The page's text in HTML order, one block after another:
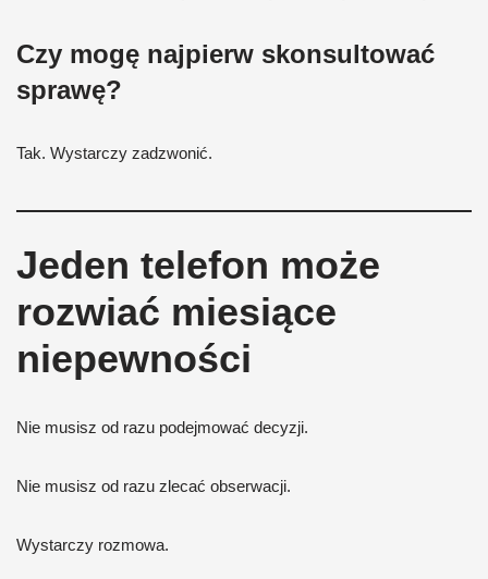
Czy mogę najpierw skonsultować
sprawę?
Tak. Wystarczy zadzwonić.
Jeden telefon może
rozwiać miesiące
niepewności
Nie musisz od razu podejmować decyzji.
Nie musisz od razu zlecać obserwacji.
Wystarczy rozmowa.